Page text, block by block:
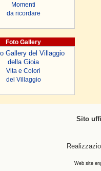
Momenti
da ricordare
Foto Gallery
Vita e Colori
del Villaggio
Sito
Web site